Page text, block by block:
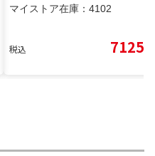
マイストア在庫： 4102
税込 7125